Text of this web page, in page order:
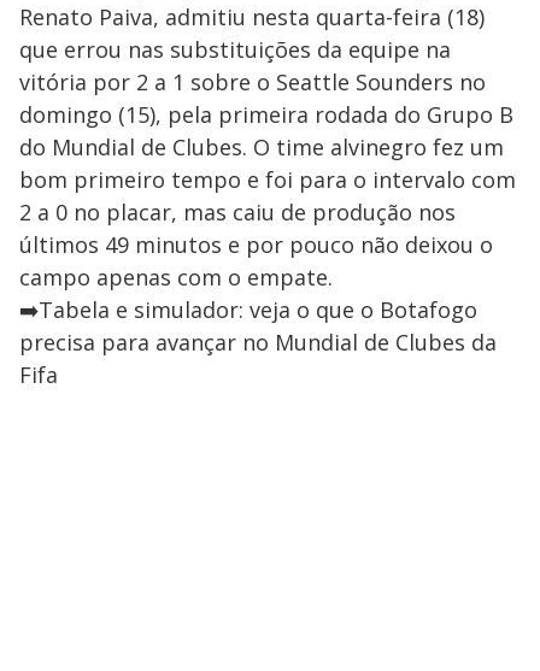
Renato Paiva, admitiu nesta quarta-feira (18)
que errou nas substituições da equipe na
vitória por 2 a 1 sobre o Seattle Sounders no
domingo (15), pela primeira rodada do Grupo B
do Mundial de Clubes. O time alvinegro fez um
bom primeiro tempo e foi para o intervalo com
2 a 0 no placar, mas caiu de produção nos
últimos 49 minutos e por pouco não deixou o
campo apenas com o empate.
➡️Tabela e simulador: veja o que o Botafogo
precisa para avançar no Mundial de Clubes da
Fifa